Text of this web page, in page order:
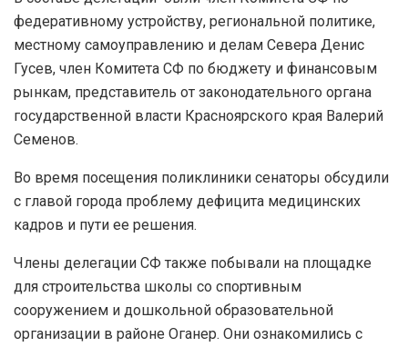
федеративному устройству, региональной политике,
местному самоуправлению и делам Севера Денис
Гусев, член Комитета СФ по бюджету и финансовым
рынкам, представитель от законодательного органа
государственной власти Красноярского края Валерий
Семенов.
Во время посещения поликлиники сенаторы обсудили
с главой города проблему дефицита медицинских
кадров и пути ее решения.
Члены делегации СФ также побывали на площадке
для строительства школы со спортивным
сооружением и дошкольной образовательной
организации в районе Оганер. Они ознакомились с